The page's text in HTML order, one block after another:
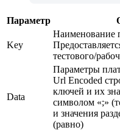
Параметр
Key
Наименование
тестового/
Data
Параметры
Url Encoded
ключей и их
символом «;»
и значения
(равно)